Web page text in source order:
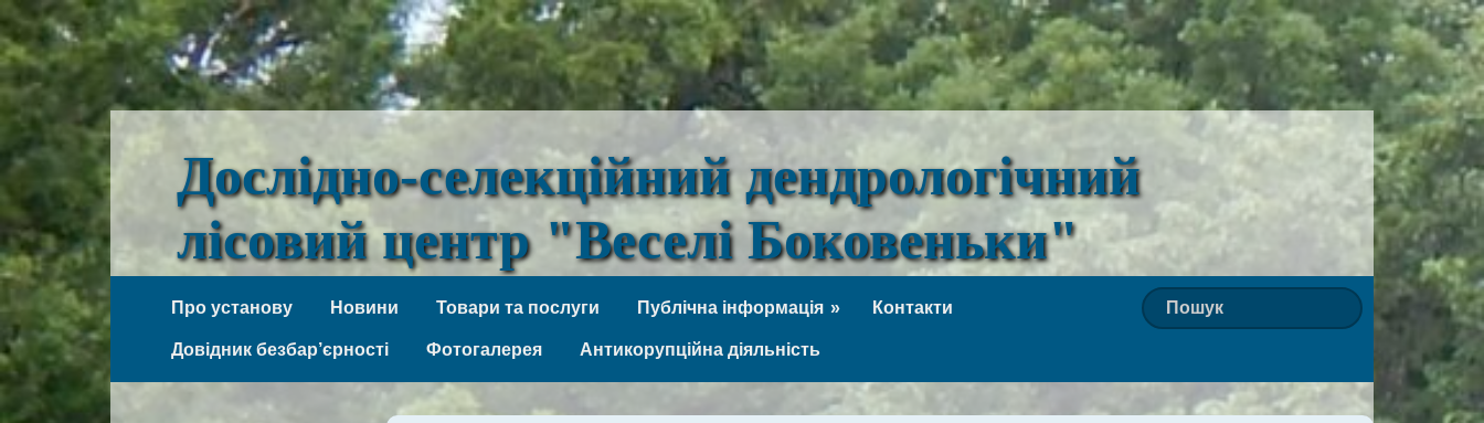
Дослідно-селекційний дендрологічний
лісовий центр "Веселі Боковеньки"
Про установу
Новини Товари та послуги Публічна інформація Контакти
Довідник безбар’єрності Фотогалерея Антикорупційна діяльність